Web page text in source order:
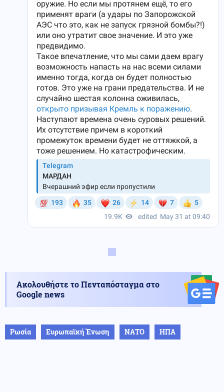
Ακολουθήστε το Πενταπόσταγμα στο
Google news
Ρωσία Ευρωπαϊκή Ένωση ΝΑΤΟ ΗΠΑ